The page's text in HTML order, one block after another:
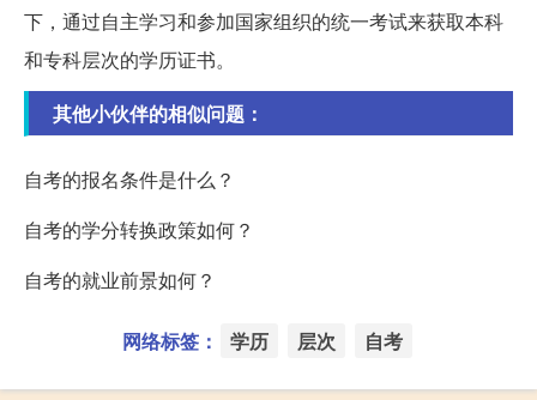
下，通过自主学习和参加国家组织的统一考试来获取本科
和专科层次的学历证书。
其他小伙伴的相似问题：
自考的报名条件是什么？
自考的学分转换政策如何？
自考的就业前景如何？
网络标签： 学历 层次 自考